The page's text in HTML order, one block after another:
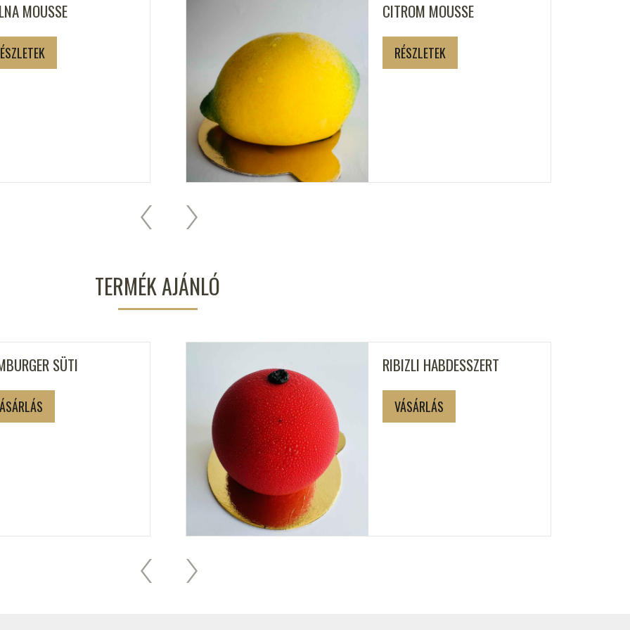
MOUSSE CITROM MOUSSE
RÉSZLETEK
TERMÉK AJÁNLÓ
SÜTI RIBIZLI HABDESSZERT
VÁSÁRLÁS